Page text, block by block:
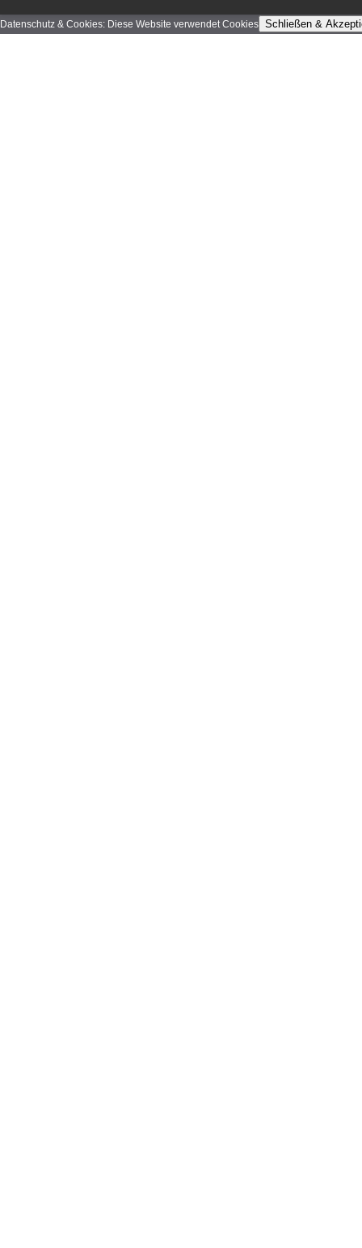
Datenschutz & Cookies: Diese Website verwendet Cookies Schließen &